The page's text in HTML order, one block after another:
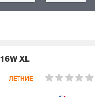
XL
ЛЕТНИЕ